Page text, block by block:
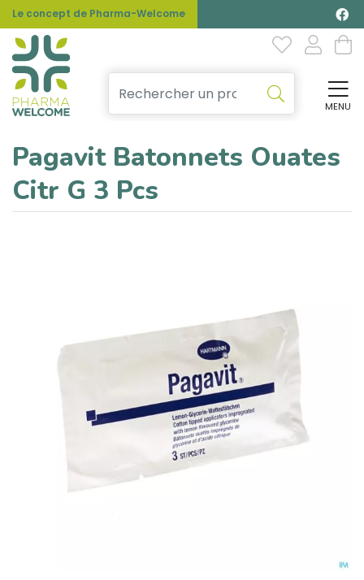
Le concept de Pharma-Welcome
MENU
Pagavit Batonnets Ouates
Citr G 3 Pcs